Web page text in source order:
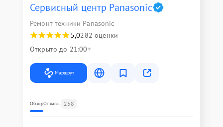
Сервисный центр Panasonic
Ремонт техники Panasonic
5,0282 оценки
Открыто до 21:00
Маршрут
ОбзорОтзывы 258